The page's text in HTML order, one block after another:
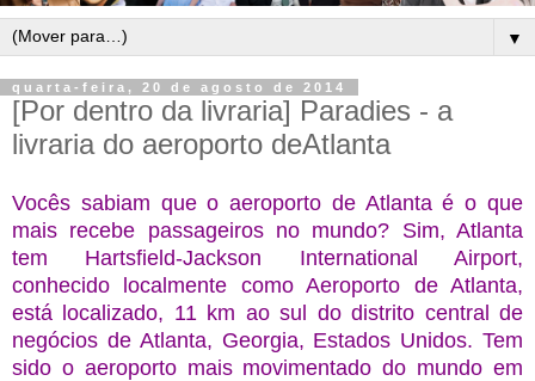
▼
quarta-feira, 20 de agosto de 2014
[Por dentro da livraria] Paradies - a
livraria do aeroporto deAtlanta
Vocês sabiam que o aeroporto de Atlanta é o que
mais recebe passageiros no mundo? Sim, Atlanta
tem Hartsfield-Jackson International Airport,
conhecido localmente como Aeroporto de Atlanta,
está localizado, 11 km ao sul do distrito central de
negócios de Atlanta, Georgia, Estados Unidos. Tem
sido o aeroporto mais movimentado do mundo em